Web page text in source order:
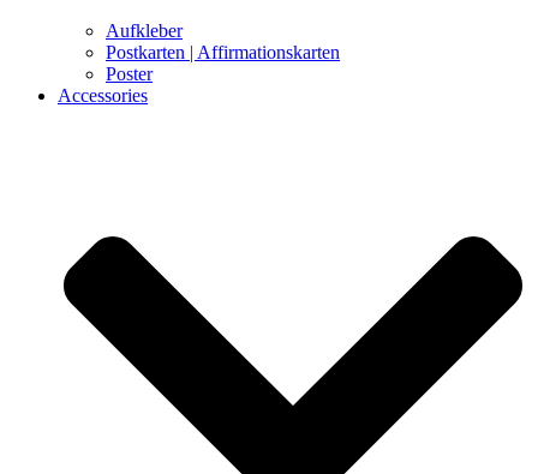
Aufkleber
Postkarten | Affirmationskarten
Poster
Accessories